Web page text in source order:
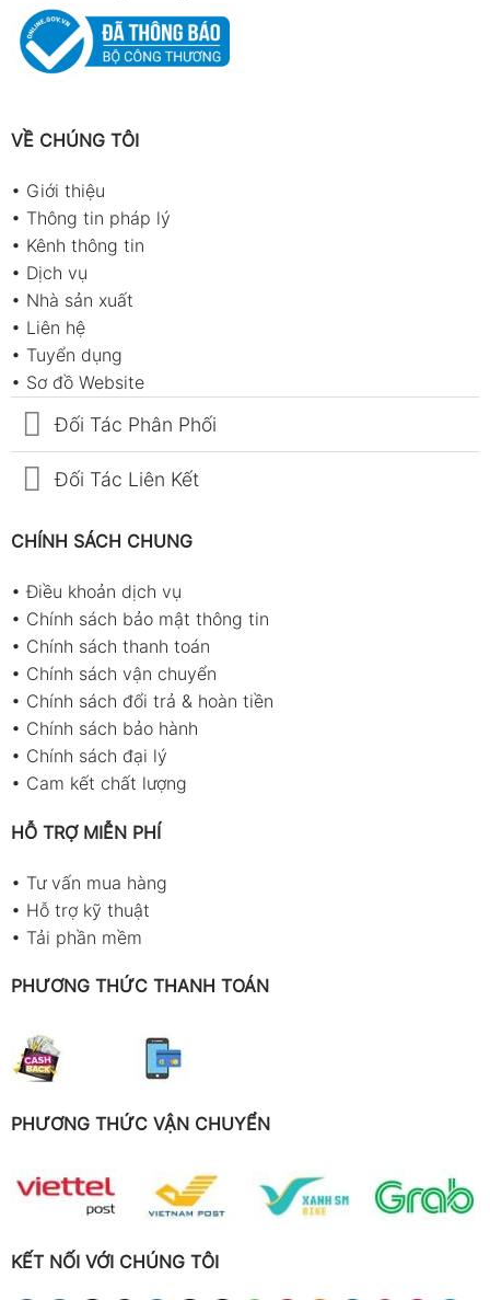
VỀ CHÚNG TÔI
• Giới thiệu
• Thông tin pháp lý
• Kênh thông tin
• Dịch vụ
• Nhà sản xuất
• Liên hệ
• Tuyển dụng
• Sơ đồ Website
Đối Tác Phân Phối
Đối Tác Liên Kết
CHÍNH SÁCH CHUNG
•Điều khoản dịch vụ
• Chính sách bảo mật thông tin
• Chính sách thanh toán
• Chính sách vận chuyển
• Chính sách đổi trả & hoàn tiền
• Chính sách bảo hành
• Chính sách đại lý
• Cam kết chất lượng
HỖ TRỢ MIỄN PHÍ
• Tư vấn mua hàng
• Hỗ trợ kỹ thuật
• Tải phần mềm
PHƯƠNG THỨC THANH TOÁN
PHƯƠNG THỨC VẬN CHUYỂN
KẾT NỐI VỚI CHÚNG TÔI